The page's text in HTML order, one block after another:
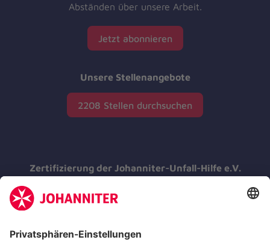
Abständen über unsere Arbeit.
Jetzt abonnieren
Unsere Stellenangebote
2208 Stellen durchsuchen
Zertifizierung der Johanniter-Unfall-Hilfe e.V.
Die Johanniter GmbH führt das